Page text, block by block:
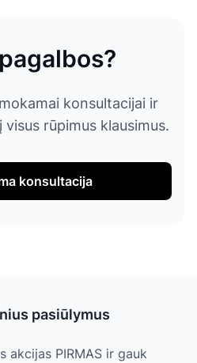
konsultacijai ir
rūpimus klausimus.
konsultacija
pasiūlymus
akcijas PIRMAS ir gauk